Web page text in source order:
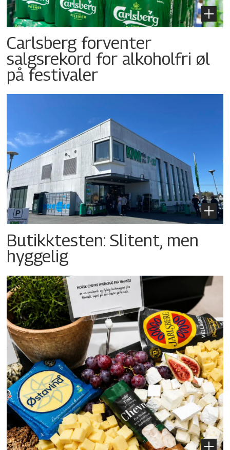
Carlsberg forventer
salgsrekord for alkoholfri øl
på festivaler
Butikktesten: Slitent, men
hyggelig